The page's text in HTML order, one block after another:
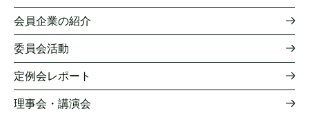
会員企業の紹介
委員会活動
定例会レポート
理事会・講演会